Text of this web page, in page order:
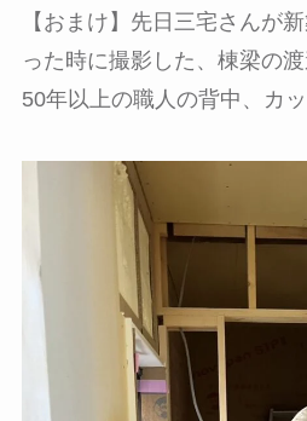
【おまけ】先日三宅さんが
った時に撮影した、棟梁の
50年以上の職人の背中、カ